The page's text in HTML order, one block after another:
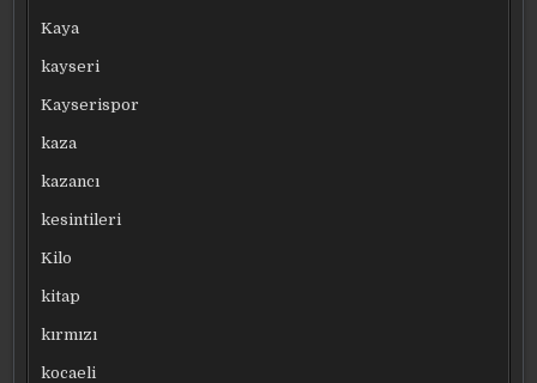
Kaya
kayseri
Kayserispor
kaza
kazancı
kesintileri
Kilo
kitap
kırmızı
kocaeli